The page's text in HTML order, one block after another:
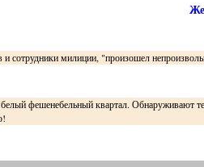
сотрудники милиции, "произошел
фешенебельный квартал. Обнаруживают